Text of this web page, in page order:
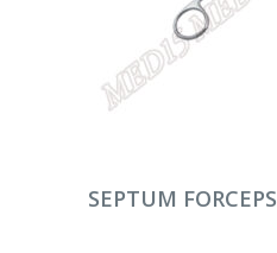
DEVAMINI OKU
SEPTUM FORCEPS